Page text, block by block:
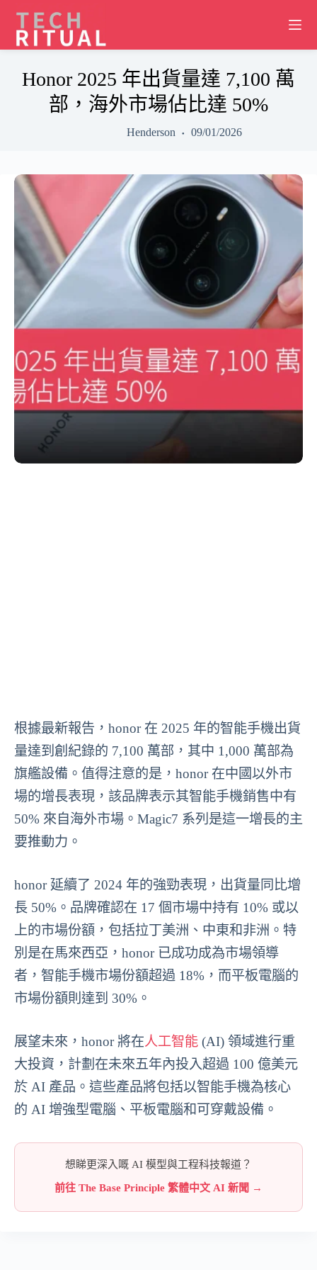
content
Honor 2025 年出貨量達 7,100 萬
部，海外市場佔比達 50%
Henderson 09/01/2026
根據最新報告，honor 在 2025 年的智能手機出貨
量達到創紀錄的 7,100 萬部，其中 1,000 萬部為
旗艦設備。值得注意的是，honor 在中國以外市
場的增長表現，該品牌表示其智能手機銷售中有
50% 來自海外市場。Magic7 系列是這一增長的主
要推動力。
honor 延續了 2024 年的強勁表現，出貨量同比增
長 50%。品牌確認在 17 個市場中持有 10% 或以
上的市場份額，包括拉丁美洲、中東和非洲。特
別是在馬來西亞，honor 已成功成為市場領導
者，智能手機市場份額超過 18%，而平板電腦的
市場份額則達到 30%。
展望未來，honor 將在人工智能 (AI) 領域進行重
大投資，計劃在未來五年內投入超過 100 億美元
於 AI 產品。這些產品將包括以智能手機為核心
的 AI 增強型電腦、平板電腦和可穿戴設備。
想睇更深入嘅 AI 模型與工程科技報道？
前往 The Base Principle 繁體中文 AI 新聞 →